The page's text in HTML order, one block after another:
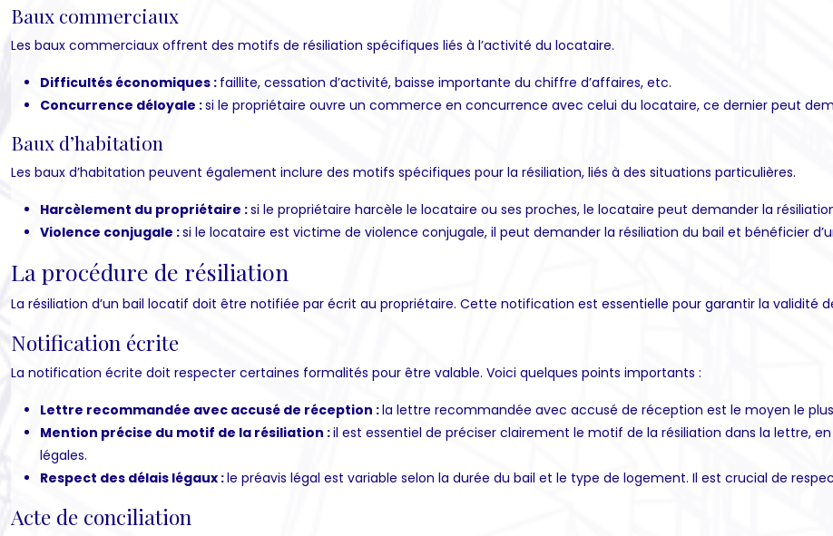
Baux commerciaux
Les baux commerciaux offrent des motifs de résiliation spécifiques liés à l’activité du locataire.
Difficultés économiques : faillite, cessation d’activité, baisse importante du chiffre d’affaires, etc.
Concurrence déloyale :si le propriétaire ouvre un commerce en concurrence avec celui du locataire, ce dernier peut
Baux d’habitation
Les baux d’habitation peuvent également inclure des motifs spécifiques pour la résiliation, liés à des situations particulières.
Harcèlement du propriétaire :si le propriétaire harcèle le locataire ou ses proches, le locataire peut demander la
Violence conjugale :si le locataire est victime de violence conjugale, il peut demander la résiliation du bail et bénéficier
La procédure de résiliation
La résiliation d’un bail locatif doit être notifiée par écrit au propriétaire. Cette notification est essentielle pour garantir la validité
Notification écrite
La notification écrite doit respecter certaines formalités pour être valable. Voici quelques points importants :
Lettre recommandée avec accusé de réception :la lettre recommandée avec accusé de réception est le moyen le
Mention précise du motif de la résiliation :il est essentiel de préciser clairement le motif de la résiliation dans la lettre,
légales.
Respect des délais légaux :le préavis légal est variable selon la durée du bail et le type de logement. Il est crucial de
Acte de conciliation